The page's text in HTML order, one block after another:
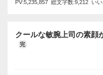
PV:5,235,857 総文字数:9,212 い
クールな敏腕上司の素顔
完